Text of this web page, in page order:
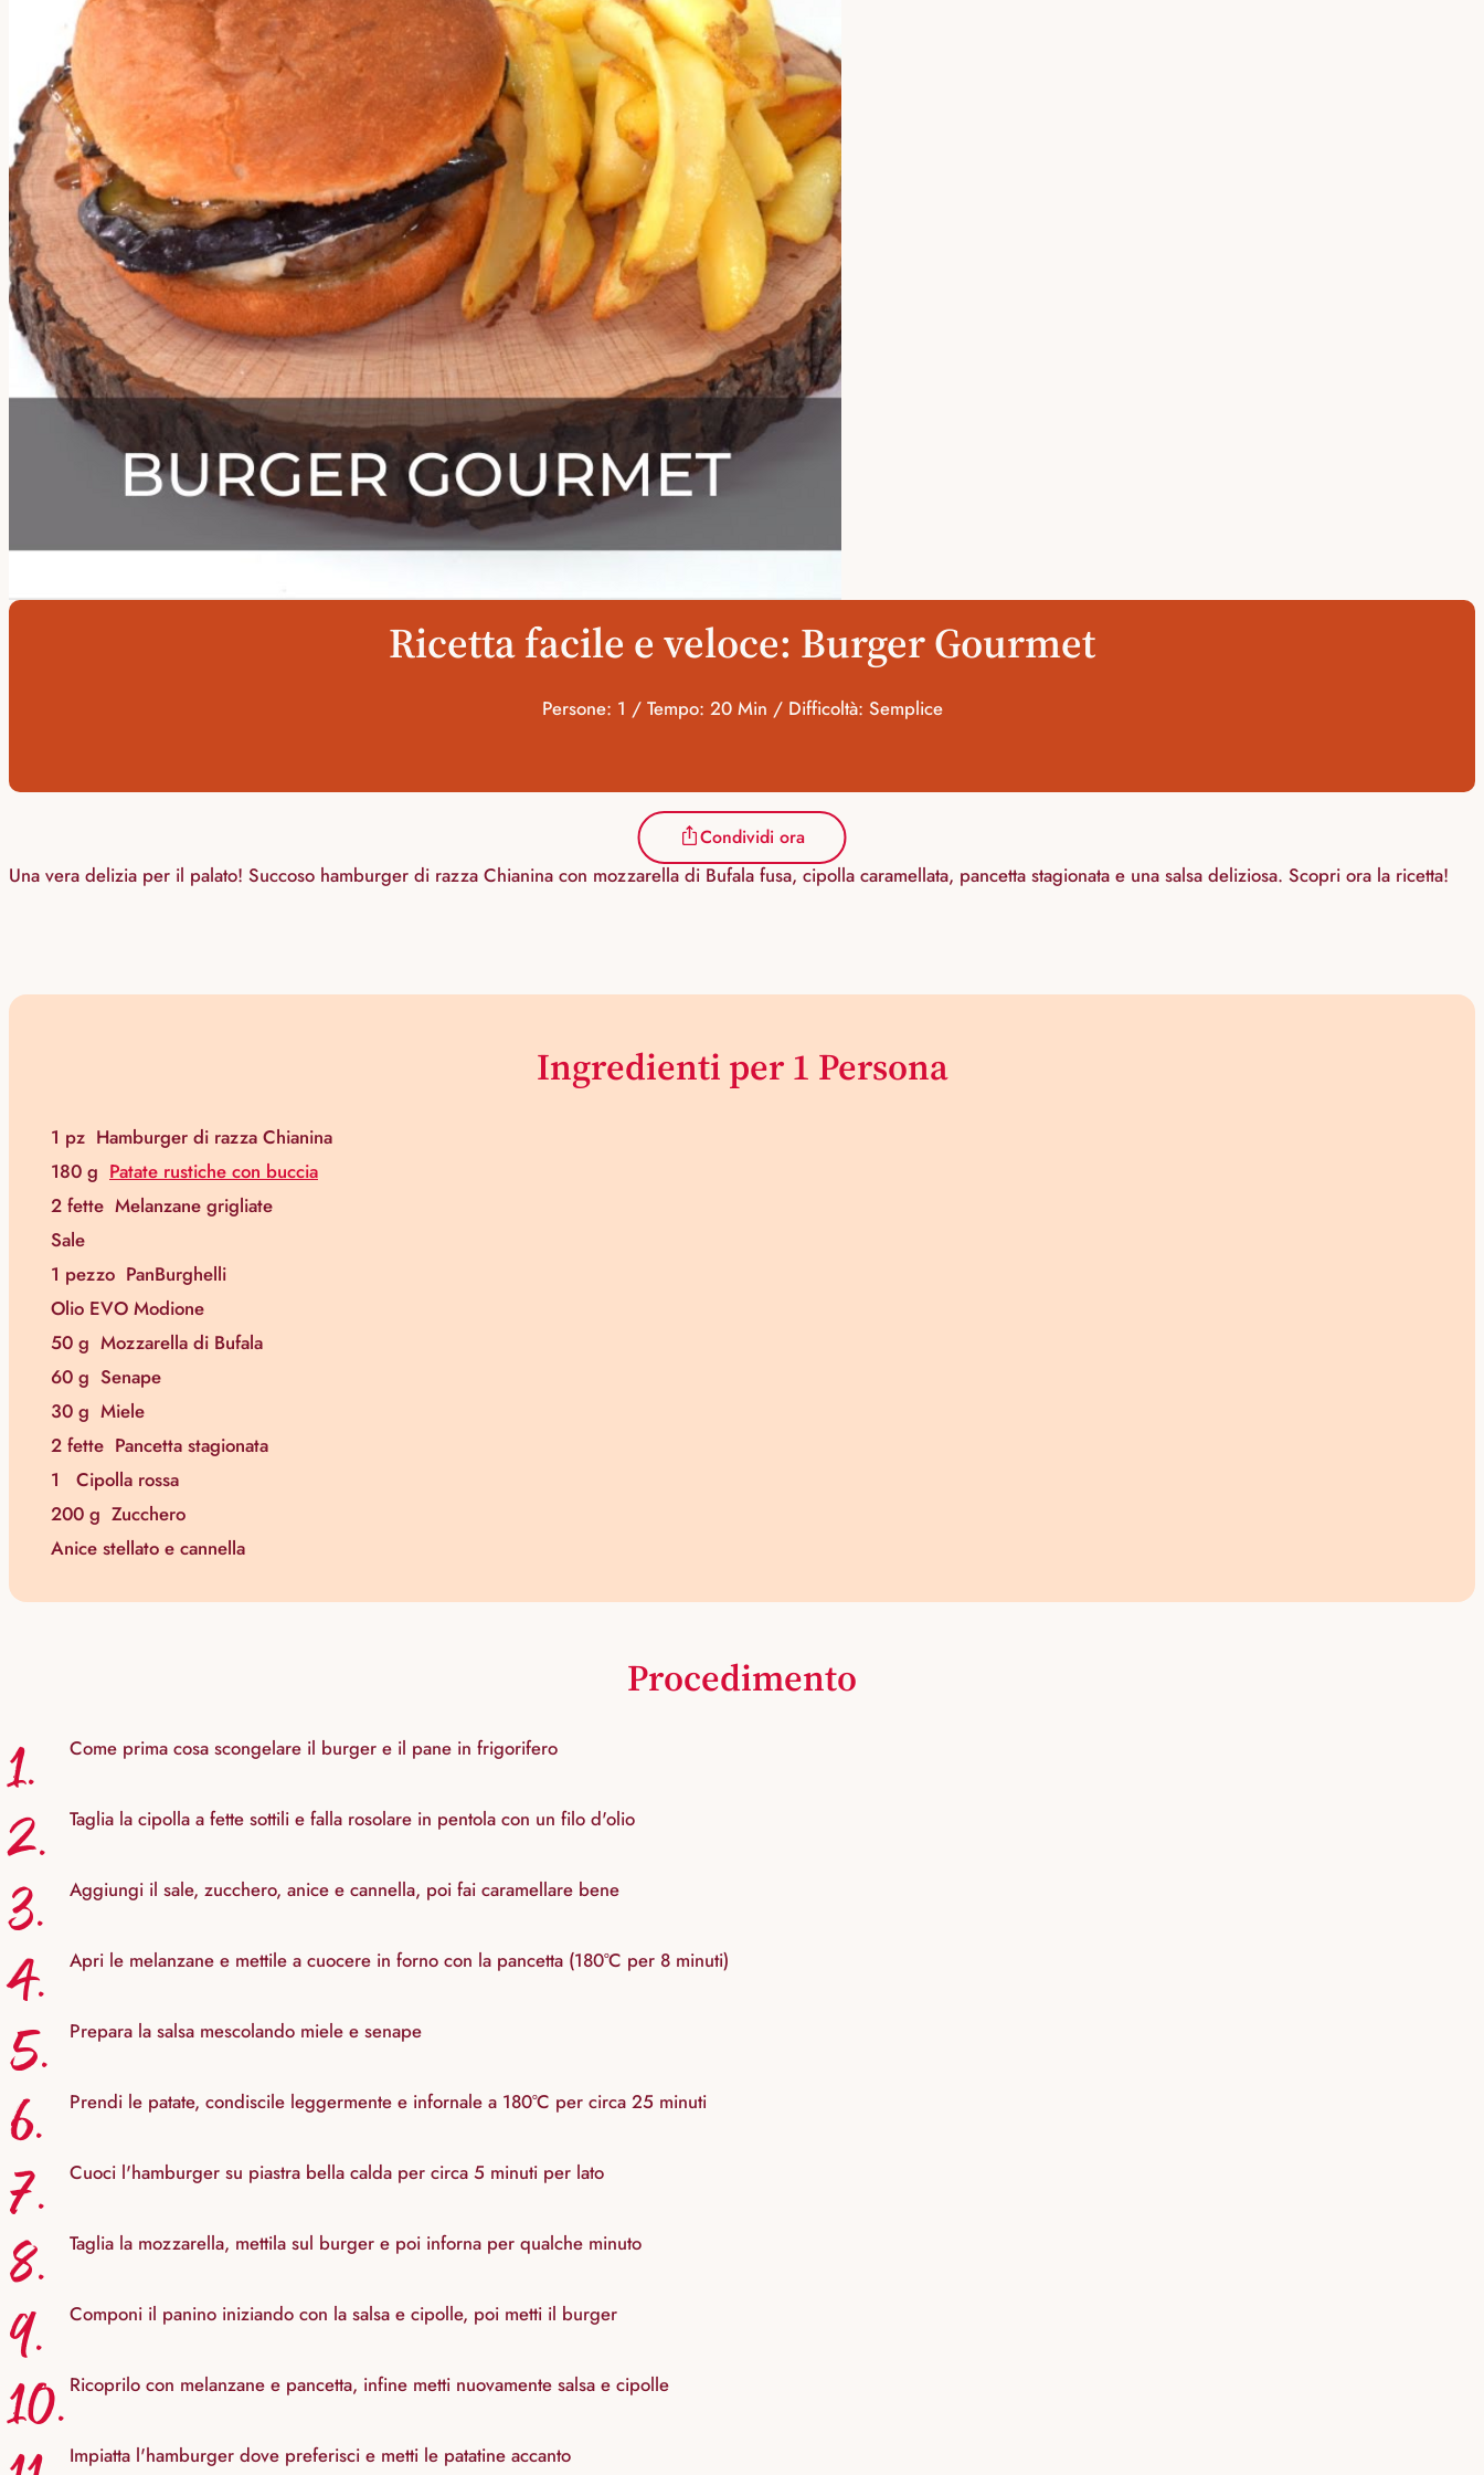
Ricetta facile e veloce: Burger Gourmet
Persone: 1 / Tempo: 20 Min / Difficoltà: Semplice
Condividi ora
Una vera delizia per il palato! Succoso hamburger di razza Chianina con mozzarella di Bufala fusa, cipolla caramellata, pancetta stagionata e una salsa deliziosa. Scopri ora la ricetta!
Ingredienti per 1 Persona
1 pz Hamburger di razza Chianina
180 g Patate rustiche con buccia
2 fette Melanzane grigliate
Sale
1 pezzo PanBurghelli
Olio EVO Modione
50 g Mozzarella di Bufala
60 g Senape
30 g Miele
2 fette Pancetta stagionata
1
Cipolla rossa
200 g Zucchero
Anice stellato e cannella
Procedimento
1. Come prima cosa scongelare il burger e il pane in frigorifero
2. Taglia la cipolla a fette sottili e falla rosolare in pentola con un filo d'olio
3. Aggiungi il sale, zucchero, anice e cannella, poi fai caramellare bene
4. Apri le melanzane e mettile a cuocere in forno con la pancetta (180°C per 8 minuti)
5. Prepara la salsa mescolando miele e senape
6. Prendi le patate, condiscile leggermente e infornale a 180°C per circa 25 minuti
7. Cuoci l'hamburger su piastra bella calda per circa 5 minuti per lato
8. Taglia la mozzarella, mettila sul burger e poi inforna per qualche minuto
9. Componi il panino iniziando con la salsa e cipolle, poi metti il burger
10. Ricoprilo con melanzane e pancetta, infine metti nuovamente salsa e cipolle
Impiatta l'hamburger dove preferisci e metti le patatine accanto